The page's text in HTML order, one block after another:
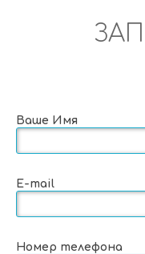
Ваше Имя
E-mail
Номер телефона